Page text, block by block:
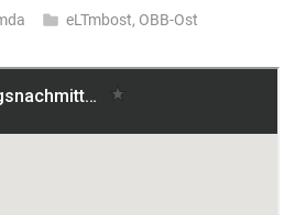
eLTmbost, OBB-Ost